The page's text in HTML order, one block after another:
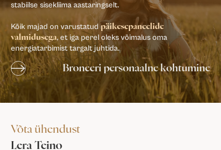
stabiilse sisekliima aastaringselt.
Kõik majad on varustatudpäikesepaneelide
valmidusega, et iga perel oleks võimalus oma
energiatarbimist targalt juhtida.
Broneeri personaalne kohtumine
Võta ühendust
Lera Teino